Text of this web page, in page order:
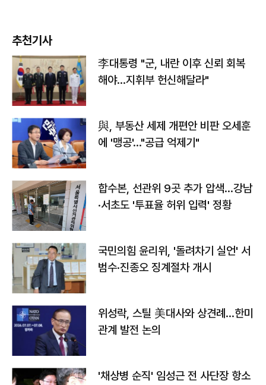
추천기사
李대통령 "군, 내란 이후 신뢰 회복
해야…지휘부 헌신해달라"
與, 부동산 세제 개편안 비판 오세훈
에 '맹공'…"공급 억제기"
합수본, 선관위 9곳 추가 압색…강남
·서초도 '투표율 허위 입력' 정황
국민의힘 윤리위, '돌려차기 실언' 서
범수·진종오 징계절차 개시
위성락, 스틸 美대사와 상견례…한미
관계 발전 논의
'채상병 순직' 임성근 전 사단장 항소